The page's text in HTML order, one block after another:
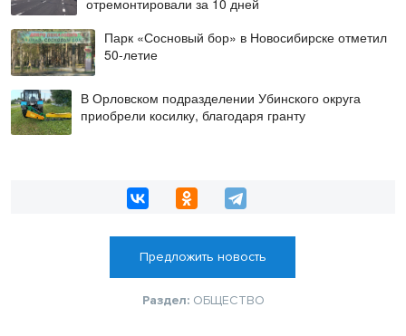
отремонтировали за 10 дней
Парк «Сосновый бор» в Новосибирске отметил
50-летие
В Орловском подразделении Убинского округа
приобрели косилку, благодаря гранту
Предложить новость
Раздел: ОБЩЕСТВО